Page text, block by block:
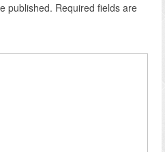
published. Required fields are